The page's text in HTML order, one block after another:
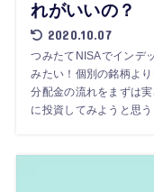
れがいいの？
2020.10.07
つみたてNISAでインデ
みたい！個別の銘柄よ
分配金の流れをまずは
に投資してみようと思う